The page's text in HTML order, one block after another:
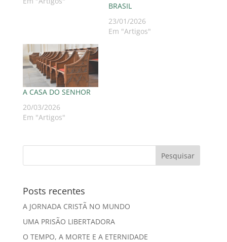
BRASIL
23/01/2026
Em "Artigos"
A CASA DO SENHOR
20/03/2026
Em "Artigos"
Posts recentes
A JORNADA CRISTÃ NO MUNDO
UMA PRISÃO LIBERTADORA
O TEMPO, A MORTE E A ETERNIDADE